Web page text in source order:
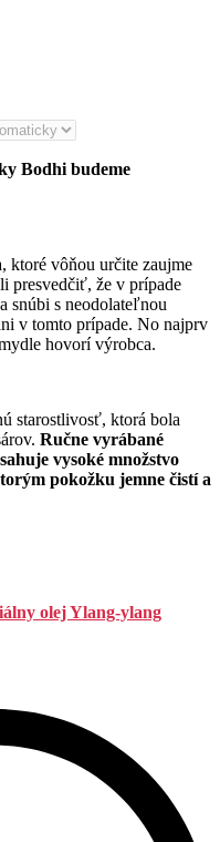
Bodhi budeme
ktoré vôňou určite zaujme
presvedčiť, že v prípade
snúbi s neodolateľnou
v tomto prípade. No najprv
hovorí výrobca.
starostlivosť, ktorá bola
Ručne vyrábané
vysoké množstvo
pokožku jemne čistí a
olej Ylang-ylang